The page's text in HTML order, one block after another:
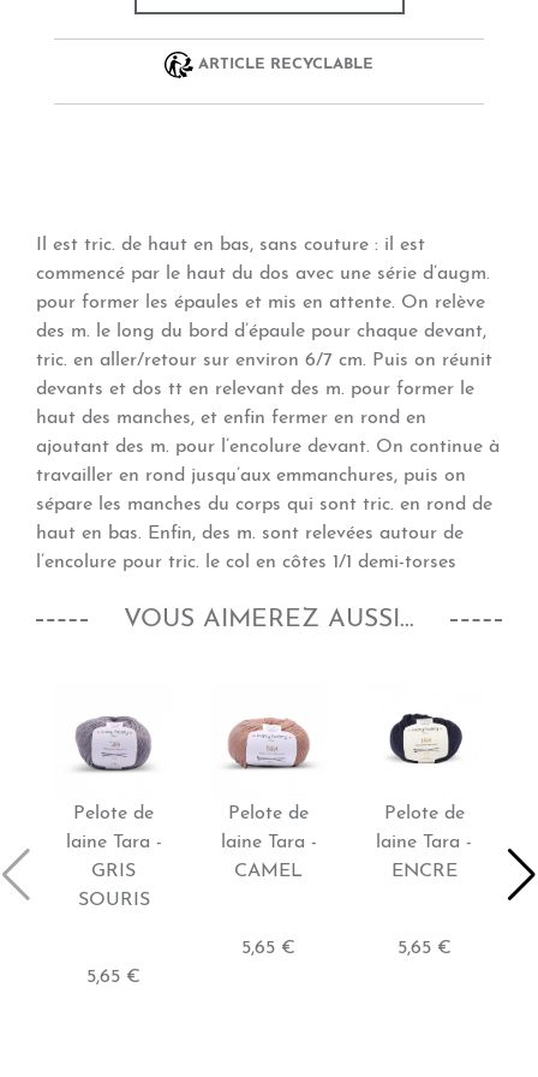
ARTICLE RECYCLABLE
Il est tric. de haut en bas, sans couture : il est
commencé par le haut du dos avec une série d’augm.
pour former les épaules et mis en attente. On relève
des m. le long du bord d’épaule pour chaque devant,
tric. en aller/retour sur environ 6/7 cm. Puis on réunit
devants et dos tt en relevant des m. pour former le
haut des manches, et enfin fermer en rond en
ajoutant des m. pour l’encolure devant. On continue à
travailler en rond jusqu’aux emmanchures, puis on
sépare les manches du corps qui sont tric. en rond de
haut en bas. Enfin, des m. sont relevées autour de
l’encolure pour tric. le col en côtes 1/1 demi-torses
VOUS AIMEREZ AUSSI...
Pelote de
laine Tara -
GRIS
SOURIS
5,65 €
Pelote de
laine Tara -
CAMEL
5,65 €
Pelote de
laine Tara -
ENCRE
5,65 €